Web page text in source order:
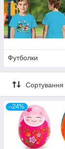
Футболки
Сортування
–24%